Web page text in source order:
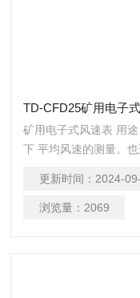
TD-CFD25矿用电子
矿用电子式风速表 用
下 平均风速的测量。
更新时间： 2024-
浏览量： 2069